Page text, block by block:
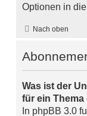
Optionen in
Nach oben
Was ist der
für ein
In phpBB 3.0